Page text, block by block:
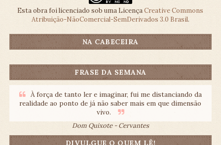
Esta obra foi licenciado sob uma LicençaCreative Commons
Atribuição-NãoComercial-SemDerivados 3.0 Brasil.
NA CABECEIRA
FRASE DA SEMANA
À força de tanto ler e imaginar, fui me distanciando da
realidade ao ponto de já não saber mais em que dimensão
vivo.
Dom Quixote - Cervantes
DIVULGUE O QUEM LÊ!